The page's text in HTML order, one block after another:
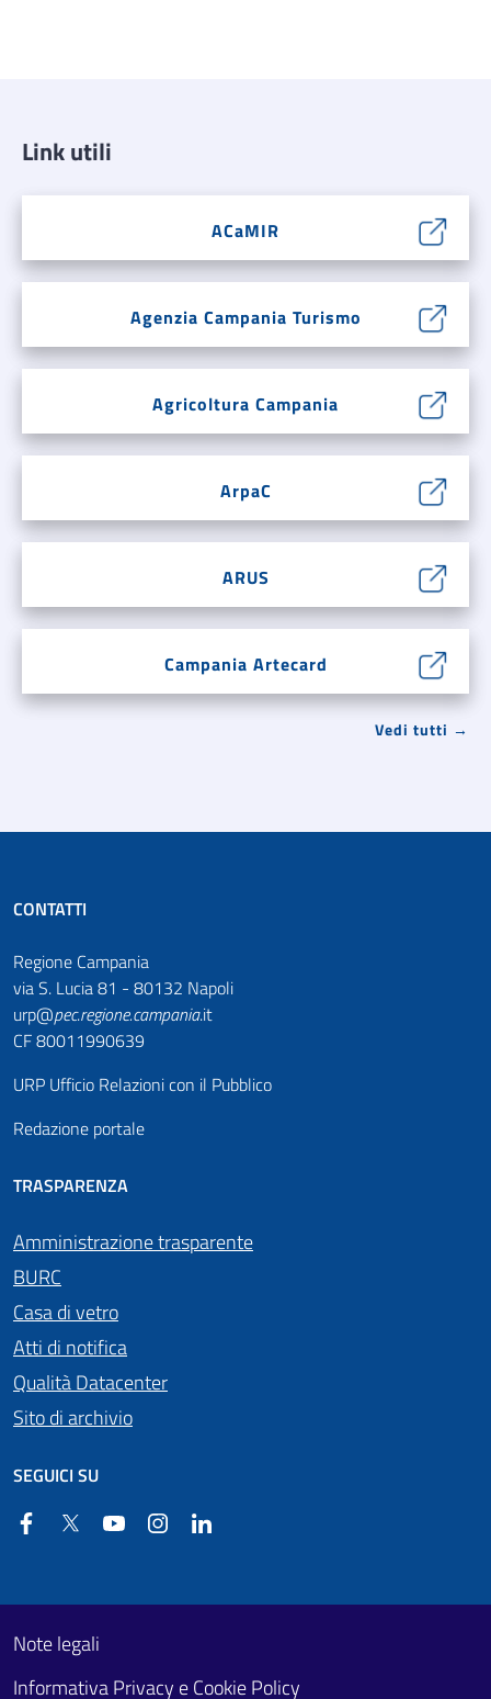
Link utili
ACaMIR
Agenzia Campania Turismo
Agricoltura Campania
ArpaC
ARUS
Campania Artecard
Vedi tutti →
CONTATTI
Regione Campania
via S. Lucia 81 - 80132 Napoli
urp@pec.regione.campania.it
CF 80011990639
URP Ufficio Relazioni con il Pubblico
Redazione portale
TRASPARENZA
Amministrazione trasparente
BURC
Casa di vetro
Atti di notifica
Qualità Datacenter
Sito di archivio
SEGUICI SU
FacebookTwitter YouTube Instagram
Footer First
Useful links section
Note legali
Informativa Privacy e Cookie Policy